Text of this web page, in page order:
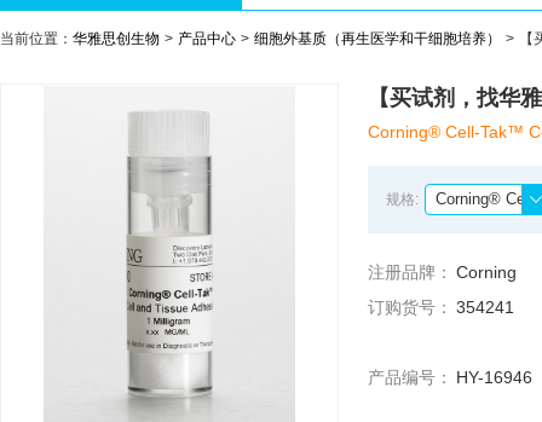
当前位置： 华雅思创生物 产品中心 细胞外基质（再生医学和干细胞培养）
【买试剂，找华
Corning® Cell-Tak™
规格: Corning® Cell-Tak™
注册品牌： Corning
订购货号： 354241
产品编号： HY-16946